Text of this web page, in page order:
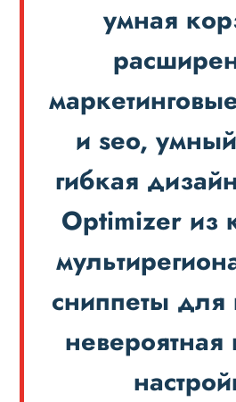
умная
и seo,
гибкая
Optimizer из
сниппеты для
невероятная